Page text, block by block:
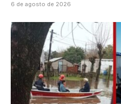
6 de agosto de 2026